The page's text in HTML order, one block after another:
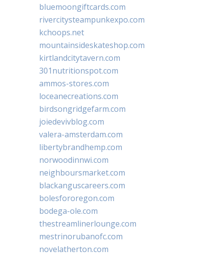
bluemoongiftcards.com
rivercitysteampunkexpo.com
kchoops.net
mountainsideskateshop.com
kirtlandcitytavern.com
301nutritionspot.com
ammos-stores.com
loceanecreations.com
birdsongridgefarm.com
joiedevivblog.com
valera-amsterdam.com
libertybrandhemp.com
norwoodinnwi.com
neighboursmarket.com
blackanguscareers.com
bolesfororegon.com
bodega-ole.com
thestreamlinerlounge.com
mestrinorubanofc.com
novelatherton.com